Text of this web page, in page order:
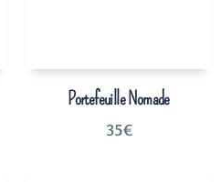
Portefeuille Nomade
35€